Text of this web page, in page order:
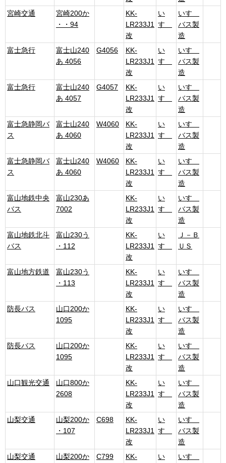
宮崎交通
宮崎200か
・・94
KK-
LR233J1
改
い
すゞ
いすゞ
バス製
造
富士急行
富士山240
あ 4056
G4056
KK-
LR233J1
改
い
すゞ
いすゞ
バス製
造
富士急行
富士山240
あ 4057
G4057
KK-
LR233J1
改
い
すゞ
いすゞ
バス製
造
富士急静岡バ
ス
富士山240
あ 4060
W4060
KK-
LR233J1
改
い
すゞ
いすゞ
バス製
造
富士急静岡バ
ス
富士山240
あ 4060
W4060
KK-
LR233J1
改
い
すゞ
いすゞ
バス製
造
富山地鉄中央
バス
富山230あ
7002
KK-
LR233J1
改
い
すゞ
いすゞ
バス製
造
富山地鉄北斗
バス
富山230う
・112
KK-
LR233J1
改
い
すゞ
Ｊ－Ｂ
ＵＳ
富山地方鉄道
富山230う
・113
KK-
LR233J1
改
い
すゞ
いすゞ
バス製
造
防長バス
山口200か
1095
KK-
LR233J1
改
い
すゞ
いすゞ
バス製
造
防長バス
山口200か
1095
KK-
LR233J1
改
い
すゞ
いすゞ
バス製
造
山口観光交通
山口800か
2608
KK-
LR233J1
改
い
すゞ
いすゞ
バス製
造
山梨交通
山梨200か
・107
C698
KK-
LR233J1
改
い
すゞ
いすゞ
バス製
造
山梨交通
山梨200か
C799
KK-
い
いすゞ